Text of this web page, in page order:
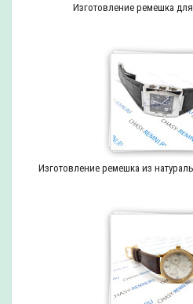
Изготовление ремешка
Изготовление ремешка из